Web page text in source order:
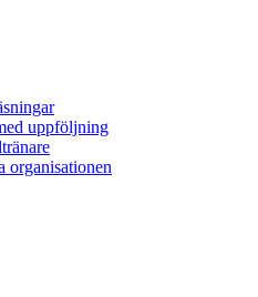
uppföljning
organisationen